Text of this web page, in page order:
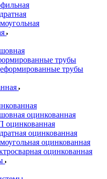
трубы
трубы
оцинкованная
оцинкованная
оцинкованная
оцинкованная
оцинкованная